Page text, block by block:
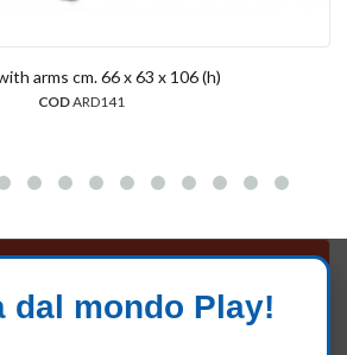
arms cm. 66 x 63 x 106 (h)
CODARD141
dal mondo Play!